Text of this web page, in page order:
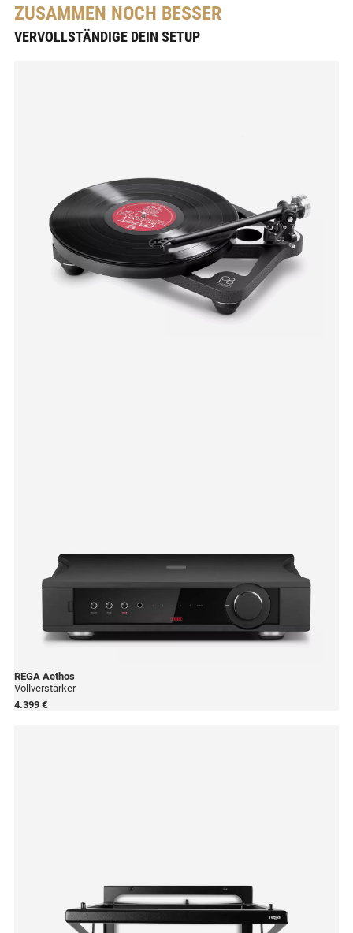
ZUSAMMEN NOCH BESSER
VERVOLLSTÄNDIGE DEIN SETUP
REGA Aethos
Vollverstärker
4.399 €